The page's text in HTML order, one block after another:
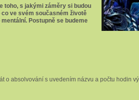
toho, s jakými záměry si budou
ve svém současném životě
Postupně se budeme
o absolvování s uvedením názvu a počtu hodin